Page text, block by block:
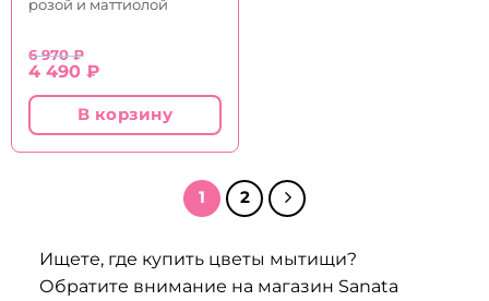
розой и маттиолой
6 970₽
Первоначальная
составляла
970 ₽.
4 490 ₽
Текущая
4
490 ₽.В корзину
1 2
Ищете, где купить цветы мытищи?
Обратите внимание на магазин Sanata